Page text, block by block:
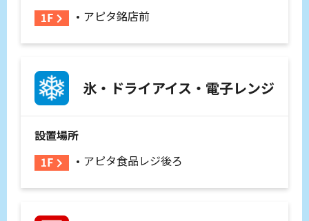
アピタ銘店前
氷・ドライアイス・電子レンジ
設置場所
アピタ食品レジ後ろ